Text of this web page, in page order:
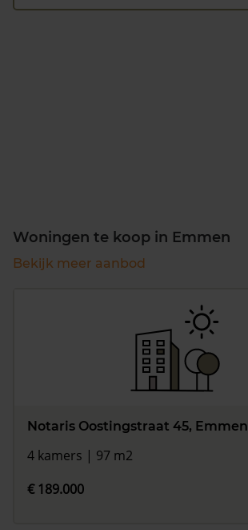
Woningen te koop in Emmen
Bekijk meer aanbod
Notaris Oostingstraat 45, Emmen
4 kamers | 97 m2
€ 189.000